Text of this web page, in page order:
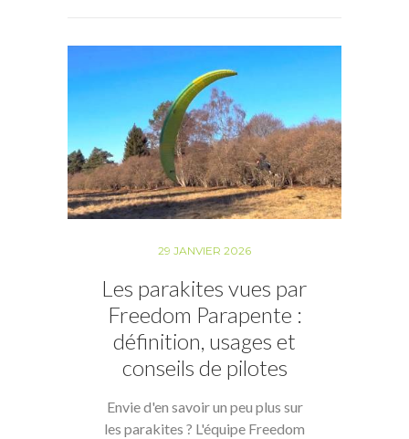
29 JANVIER 2026
Les parakites vues par
Freedom Parapente :
définition, usages et
conseils de pilotes
Envie d'en savoir un peu plus sur
les parakites ? L'équipe Freedom